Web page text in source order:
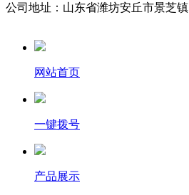
公司地址：山东省潍坊安丘市景芝镇
网站首页
一键拨号
产品展示